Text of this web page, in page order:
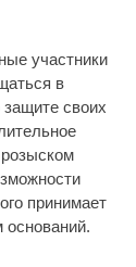
участники
в
своих
принимает
оснований.